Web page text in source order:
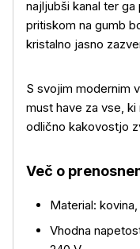
najljubši kanal ter
pritiskom na gumb
kristalno jasno
S svojim modernim
must have za vse, ki
odlično kakovostjo
Več o
Material:
Vhodna